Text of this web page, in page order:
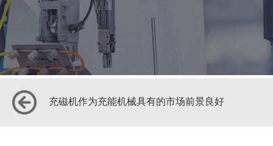
充磁机作为充能机械具有的市场前景良好